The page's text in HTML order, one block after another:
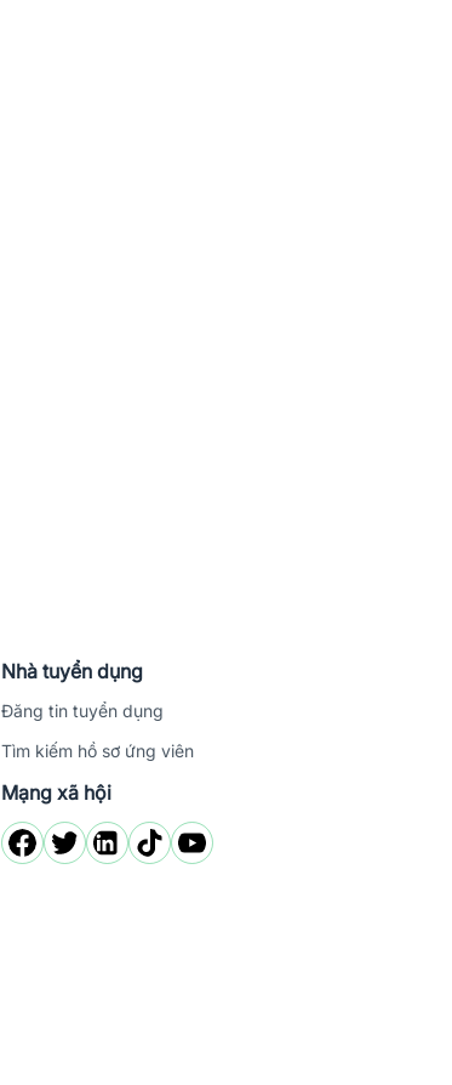
Nhà tuyển dụng
Đăng tin tuyển dụng
Tìm kiếm hồ sơ ứng viên
Mạng xã hội